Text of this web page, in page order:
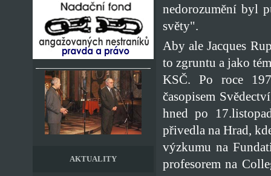
AKTUALITY
nedorozumění byl
světy".
Aby ale Jacques
to zgruntu a jako
KSČ. Po roce
časopisem
hned po
přivedla na Hrad,
výzkumu na
profesorem na